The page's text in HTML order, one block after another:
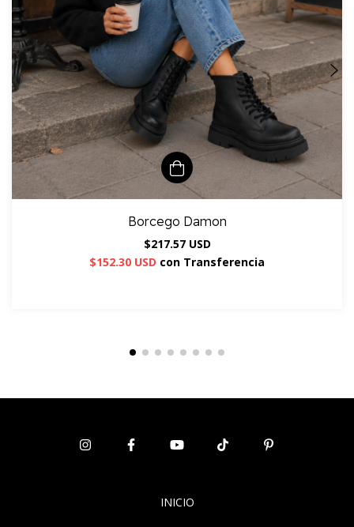
Borcego Damon
$217.57 USD
$152.30 USD con Transferencia
INICIO